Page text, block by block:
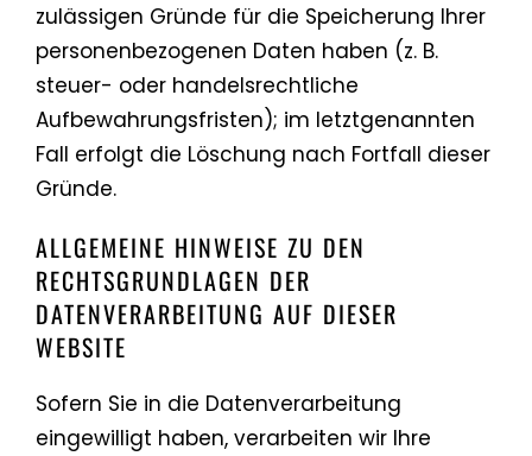
zulässigen Gründe für die Speicherung Ihrer
personenbezogenen Daten haben (z. B.
steuer- oder handelsrechtliche
Aufbewahrungsfristen); im letztgenannten
Fall erfolgt die Löschung nach Fortfall dieser
Gründe.
ALLGEMEINE HINWEISE ZU DEN
RECHTSGRUNDLAGEN DER
DATENVERARBEITUNG AUF DIESER
WEBSITE
Sofern Sie in die Datenverarbeitung
eingewilligt haben, verarbeiten wir Ihre